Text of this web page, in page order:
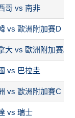
哥 vs 南非
vs 歐洲附加賽D
大 vs 歐洲附加賽A
vs 巴拉圭
vs 歐洲附加賽C
vs 瑞士